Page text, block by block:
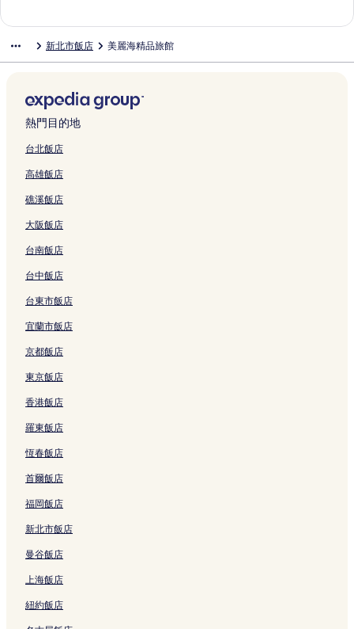
i
結
u
結
e
r
t
的
連
i
h
u
a
n
的
結
n
h
u
n
g
r
n
c
h
的
結
連
結
的
u
o
u
的
連
T
p
e
i
S
n
h
o
n
g
連
n
r
p
o
r
b
I
H
G
的
結
的
的
結
的
-
n
c
h
o
g
連
結
t
的
連
結
i
R
e
s
o
t
a
r
a
d
s
的
連
結
m
H
e
l
的
連
B
H
o
t
-
p
i
n
g
H
t
l
的
連
結
t
r
i
n
g
o
e
l
的
連
m
o
r
l
d
連
新北市飯店 美麗海精品旅館
熱門目的地
台北飯店
高雄飯店
礁溪飯店
大阪飯店
台南飯店
台中飯店
台東市飯店
宜蘭市飯店
京都飯店
東京飯店
香港飯店
羅東飯店
恆春飯店
首爾飯店
福岡飯店
新北市飯店
曼谷飯店
上海飯店
紐約飯店